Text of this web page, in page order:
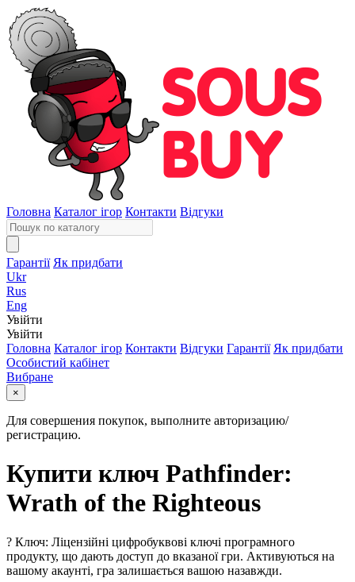
Головна Каталог ігор Контакти Відгуки
Гарантії Як придбати
Ukr
Rus
Eng
Увійти
Увійти
Головна Каталог ігор Контакти Відгуки Гарантії Як придбати
Особистий кабінет
Вибране
×
Для совершения покупок, выполните авторизацию/
регистрацию.
Купити ключ Pathfinder:
Wrath of the Righteous
? Ключ: Ліцензійні цифробуквові ключі програмного
продукту, що дають доступ до вказаної гри. Активуються на
вашому акаунті, гра залишається вашою назавжди.